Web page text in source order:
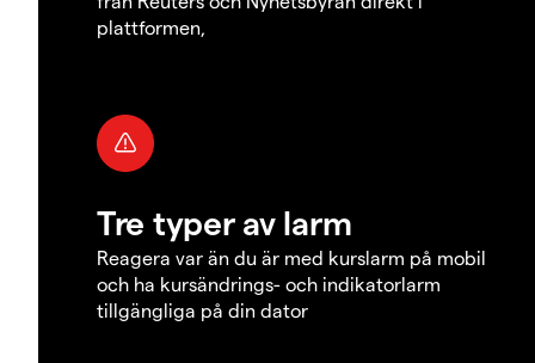
plattformen,
Tre typer av larm
Reagera var än du är med kurslarm på mobil
och ha kursändrings- och indikatorlarm
tillgängliga på din dator